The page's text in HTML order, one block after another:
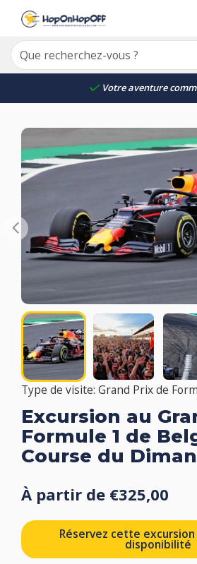
Votre aventure
Type de visite: Grand Prix de
Excursion au
Formule 1 de
Course du
À partir de €325,00
Réservez cette
disponibilité